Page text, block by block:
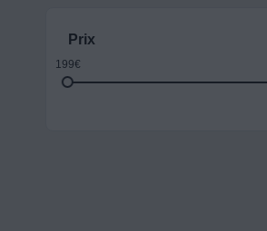
Prix
199€